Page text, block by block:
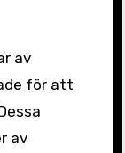
av
för att
av